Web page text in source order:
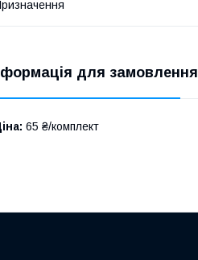
для замовлення
65 ₴/комплект